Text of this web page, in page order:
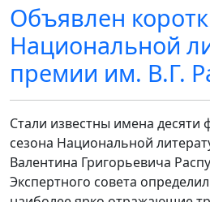
Объявлен
Национальной
премии им. В.Г.
Стали известны имена десяти
сезона Национальной
Валентина Григорьевича
Экспертного совета